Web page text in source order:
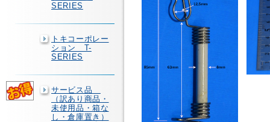
SERIES
トキコーポレー
ション T-
SERIES
サービス品
（訳あり商品・
未使用品・箱な
し・倉庫置き）